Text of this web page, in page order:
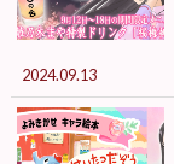
2024.09.13